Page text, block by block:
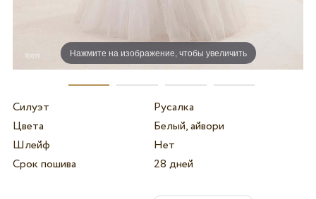
Нажмите на изображение, чтобы увеличить
Силуэт
Русалка
Цвета
Белый, айвори
Шлейф
Нет
Срок пошива
28 дней